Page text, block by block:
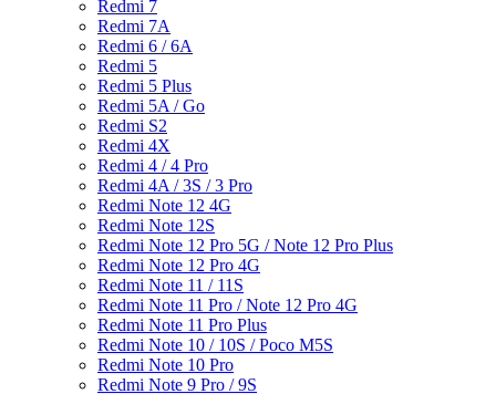
Redmi 7
Redmi 7A
Redmi 6 / 6A
Redmi 5
Redmi 5 Plus
Redmi 5A / Go
Redmi S2
Redmi 4X
Redmi 4 / 4 Pro
Redmi 4A / 3S / 3 Pro
Redmi Note 12 4G
Redmi Note 12S
Redmi Note 12 Pro 5G / Note 12 Pro Plus
Redmi Note 12 Pro 4G
Redmi Note 11 / 11S
Redmi Note 11 Pro / Note 12 Pro 4G
Redmi Note 11 Pro Plus
Redmi Note 10 / 10S / Poco M5S
Redmi Note 10 Pro
Redmi Note 9 Pro / 9S